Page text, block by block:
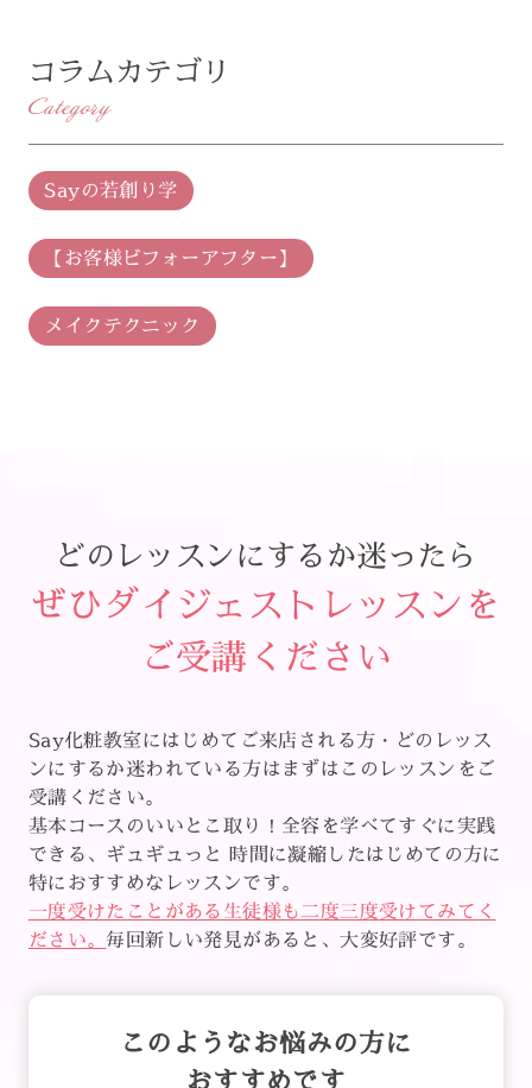
コラムカテゴリ
Category
Sayの若創り学
【お客様ビフォーアフター】
メイクテクニック
どのレッスンにするか迷ったら
ぜひダイジェストレッスンを
ご受講ください
Say化粧教室にはじめてご来店される方・どのレッス
ンにするか迷われている方はまずはこのレッスンをご
受講ください。
基本コースのいいとこ取り！全容を学べてすぐに実践
できる、ギュギュっと 時間に凝縮したはじめての方に
特におすすめなレッスンです。
一度受けたことがある生徒様も二度三度受けてみてく
ださい。 毎回新しい発見があると、大変好評です。
このようなお悩みの方に